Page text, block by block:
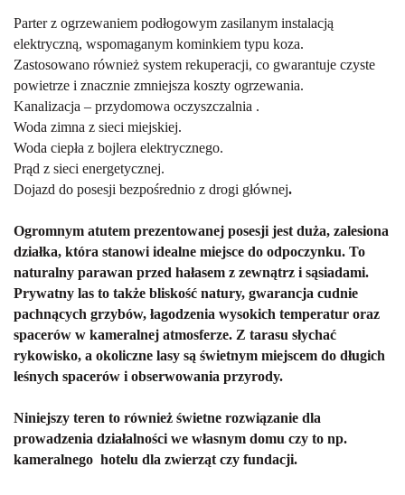
Parter z ogrzewaniem podłogowym zasilanym instalacją
elektryczną, wspomaganym kominkiem typu koza.
Zastosowano również system rekuperacji, co gwarantuje czyste
powietrze i znacznie zmniejsza koszty ogrzewania.
Kanalizacja – przydomowa oczyszczalnia .
Woda zimna z sieci miejskiej.
Woda ciepła z bojlera elektrycznego.
Prąd z sieci energetycznej.
Dojazd do posesji bezpośrednio z drogi głównej.
Ogromnym atutem prezentowanej posesji jest duża, zalesiona
działka, która stanowi idealne miejsce do odpoczynku. To
naturalny parawan przed hałasem z zewnątrz i sąsiadami.
Prywatny las to także bliskość natury, gwarancja cudnie
pachnących grzybów, łagodzenia wysokich temperatur oraz
spacerów w kameralnej atmosferze. Z tarasu słychać
rykowisko, a okoliczne lasy są świetnym miejscem do długich
leśnych spacerów i obserwowania przyrody.
Niniejszy teren to również świetne rozwiązanie dla
prowadzenia działalności we własnym domu czy to np.
kameralnego hotelu dla zwierząt czy fundacji.